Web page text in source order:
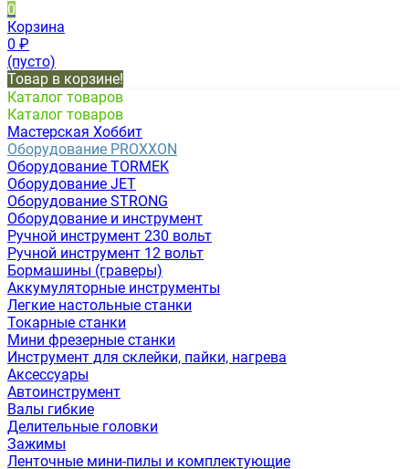
0
Корзина
0 ₽
(пусто)
Товар в корзине!
Каталог товаров
Каталог товаров
Мастерская Хоббит
Оборудование PROXXON
Оборудование TORMEK
Оборудование JET
Оборудование STRONG
Оборудование и инструмент
Ручной инструмент 230 вольт
Ручной инструмент 12 вольт
Бормашины (граверы)
Аккумуляторные инструменты
Легкие настольные станки
Токарные станки
Мини фрезерные станки
Инструмент для склейки, пайки, нагрева
Аксессуары
Автоинструмент
Валы гибкие
Делительные головки
Зажимы
Ленточные мини-пилы и комплектующие